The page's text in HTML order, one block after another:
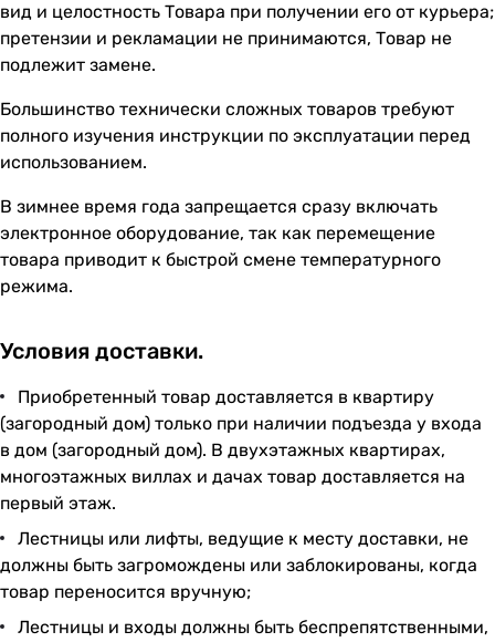
вид и целостность Товара при получении его от курьера;
претензии и рекламации не принимаются, Товар не
подлежит замене.
Большинство технически сложных товаров требуют
полного изучения инструкции по эксплуатации перед
использованием.
В зимнее время года запрещается сразу включать
электронное оборудование, так как перемещение
товара приводит к быстрой смене температурного
режима.
Условия доставки.
Приобретенный товар доставляется в квартиру
(загородный дом) только при наличии подъезда у входа
в дом (загородный дом). В двухэтажных квартирах,
многоэтажных виллах и дачах товар доставляется на
первый этаж.
Лестницы или лифты, ведущие к месту доставки, не
должны быть загромождены или заблокированы, когда
товар переносится вручную;
Лестницы и входы должны быть беспрепятственными,